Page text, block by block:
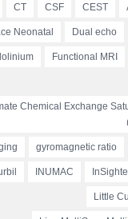
CEST
CSF
CT
Dual echo
Neonatal
Functional MRI
Chemical Exchange
gyromagnetic ratio
INUMAC
Little